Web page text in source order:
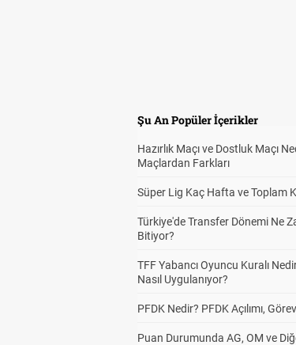
Şu An Popüler İçerikler
Hazırlık Maçı ve Dostluk Maçı
Maçlardan Farkları
Süper Lig Kaç Hafta ve Toplam
Türkiye'de Transfer Dönemi Ne
Bitiyor?
TFF Yabancı Oyuncu Kuralı
Nasıl Uygulanıyor?
PFDK Nedir? PFDK Açılımı,
Puan Durumunda AG, OM ve